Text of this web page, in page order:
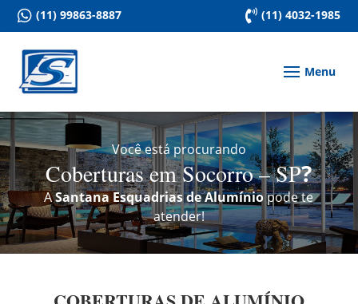
 (11) 99863-8887  (11) 4032-1985
Você está procurando
Coberturas em Socorro – SP?
ASantana Esquadrias de Alumíniopode te
atender!